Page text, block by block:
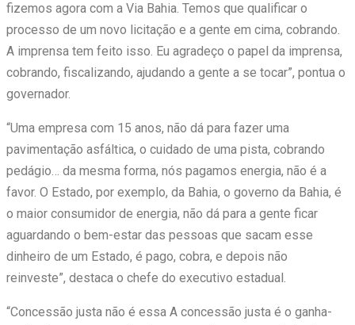
fizemos agora com a Via Bahia. Temos que qualificar o
processo de um novo licitação e a gente em cima, cobrando.
A imprensa tem feito isso. Eu agradeço o papel da imprensa,
cobrando, fiscalizando, ajudando a gente a se tocar”, pontua o
governador.
“Uma empresa com 15 anos, não dá para fazer uma
pavimentação asfáltica, o cuidado de uma pista, cobrando
pedágio… da mesma forma, nós pagamos energia, não é a
favor. O Estado, por exemplo, da Bahia, o governo da Bahia, é
o maior consumidor de energia, não dá para a gente ficar
aguardando o bem-estar das pessoas que sacam esse
dinheiro de um Estado, é pago, cobra, e depois não
reinveste”, destaca o chefe do executivo estadual.
“Concessão justa não é essa A concessão justa é o ganha-